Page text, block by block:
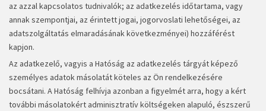
az azzal kapcsolatos tudnivalók; az adatkezelés időtartama, vagy
annak szempontjai, az érintett jogai, jogorvoslati lehetőségei, az
adatszolgáltatás elmaradásának következményei) hozzáférést
kapjon.
Az adatkezelő, vagyis a Hatóság az adatkezelés tárgyát képező
személyes adatok másolatát köteles az Ön rendelkezésére
bocsátani. A Hatóság felhívja azonban a figyelmét arra, hogy a kért
további másolatokért adminisztratív költségeken alapuló, észszerű